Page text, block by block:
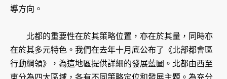
導方向。
北都的重要性在於其策略位置，亦在於其量，同時亦
在於其多元特色。我們在去年十月底公布了《北部都會區
行動綱領》，為這地區提供詳細的發展藍圖。北都由西至